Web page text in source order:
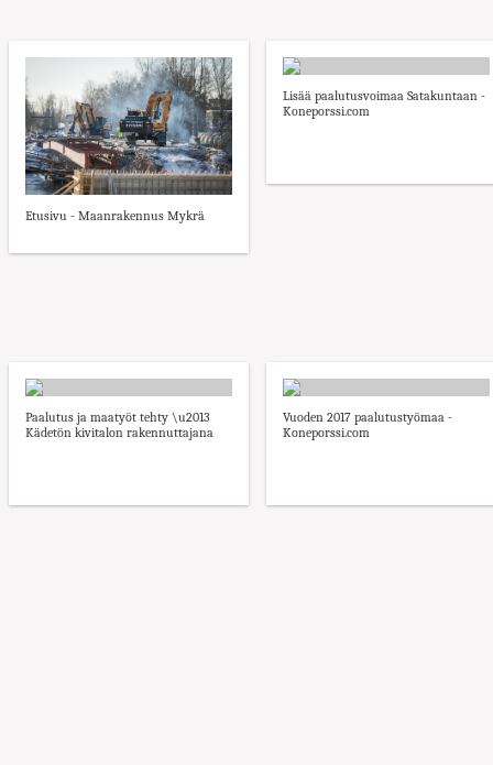
Etusivu - Maanrakennus Mykrä
Lisää paalutusvoimaa Satakuntaan -
Koneporssi.com
Paalutus ja maatyöt tehty \u2013
Kädetön kivitalon rakennuttajana
Vuoden 2017 paalutustyömaa -
Koneporssi.com